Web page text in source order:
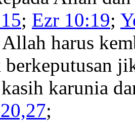
; Ezr 10:19;
harus
karunia
;